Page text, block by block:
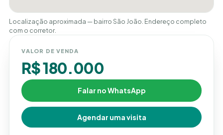
Localização aproximada — bairro São João. Endereço completo
com o corretor.
VALOR DE VENDA
R$ 180.000
Falar no WhatsApp
Agendar uma visita